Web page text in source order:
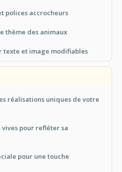
polices accrocheurs
thème des animaux
texte et image modifiables
réalisations uniques de votre
pour refléter sa
pour une touche